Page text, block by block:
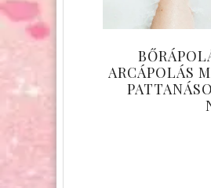
ARCÁPOLÁS